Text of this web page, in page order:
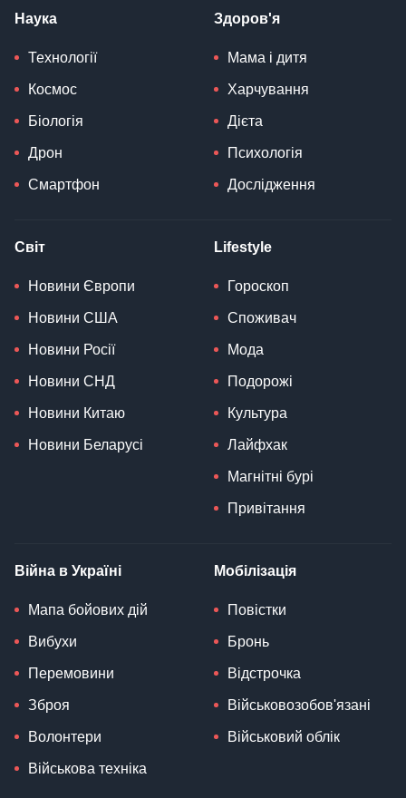
Наука
Технології
Космос
Біологія
Дрон
Смартфон
Здоров'я
Мама і дитя
Харчування
Дієта
Психологія
Дослідження
Світ
Новини Європи
Новини США
Новини Росії
Новини СНД
Новини Китаю
Новини Беларусі
Lifestyle
Гороскоп
Споживач
Мода
Подорожі
Культура
Лайфхак
Магнітні бурі
Привітання
Війна в Україні
Мапа бойових дій
Вибухи
Перемовини
Зброя
Волонтери
Військова техніка
Мобілізація
Повістки
Бронь
Відстрочка
Військовозобов'язані
Військовий облік